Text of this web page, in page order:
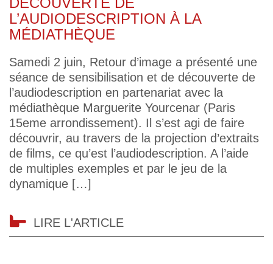
L’AUDIODESCRIPTION À LA
MÉDIATHÈQUE
Samedi 2 juin, Retour d’image a présenté une
séance de sensibilisation et de découverte de
l’audiodescription en partenariat avec la
médiathèque Marguerite Yourcenar (Paris
15eme arrondissement). Il s’est agi de faire
découvrir, au travers de la projection d’extraits
de films, ce qu’est l’audiodescription. A l’aide
de multiples exemples et par le jeu de la
dynamique […]
LIRE L'ARTICLE